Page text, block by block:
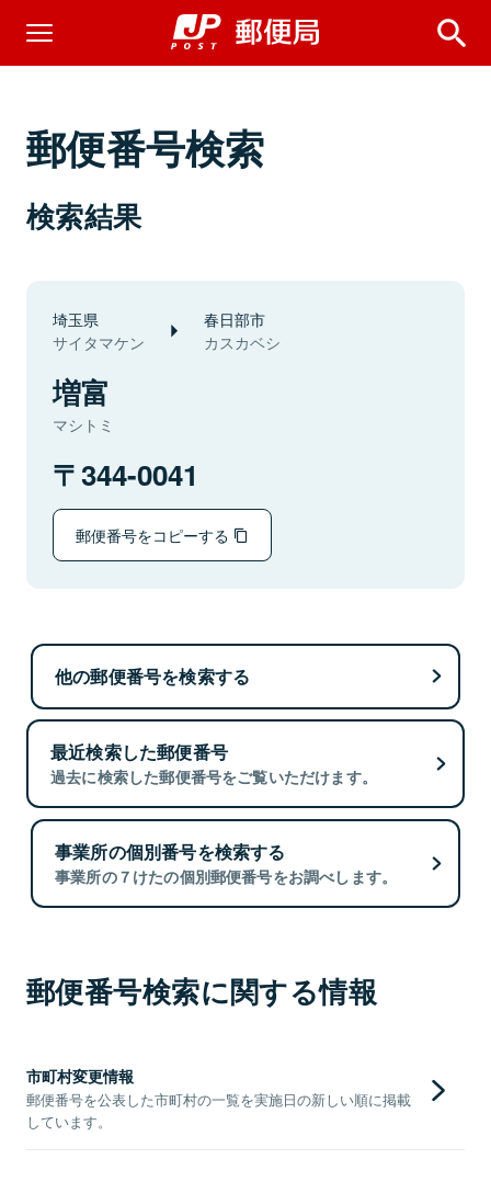
郵便番号検索
検索結果
埼玉県
サイタマケン
春日部市
カスカベシ
増富
マシトミ
344-0041
郵便番号をコピーする
他の郵便番号を検索する
最近検索した郵便番号
過去に検索した郵便番号をご覧いただけます。
事業所の個別番号を検索する
事業所の７けたの個別郵便番号をお調べします。
郵便番号検索に関する情報
市町村変更情報
郵便番号を公表した市町村の一覧を実施日の新しい順に掲載
しています。